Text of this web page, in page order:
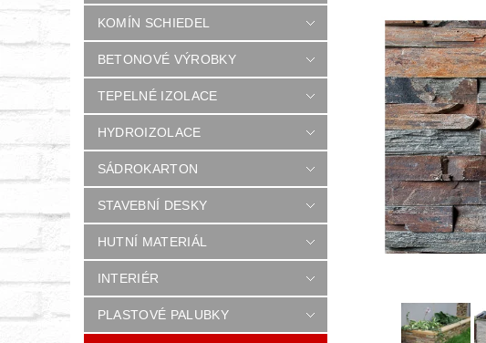
KOMÍN SCHIEDEL
BETONOVÉ VÝROBKY
TEPELNÉ IZOLACE
HYDROIZOLACE
SÁDROKARTON
STAVEBNÍ DESKY
HUTNÍ MATERIÁL
INTERIÉR
PLASTOVÉ PALUBKY